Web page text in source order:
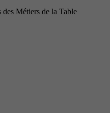
Métiers de la Table